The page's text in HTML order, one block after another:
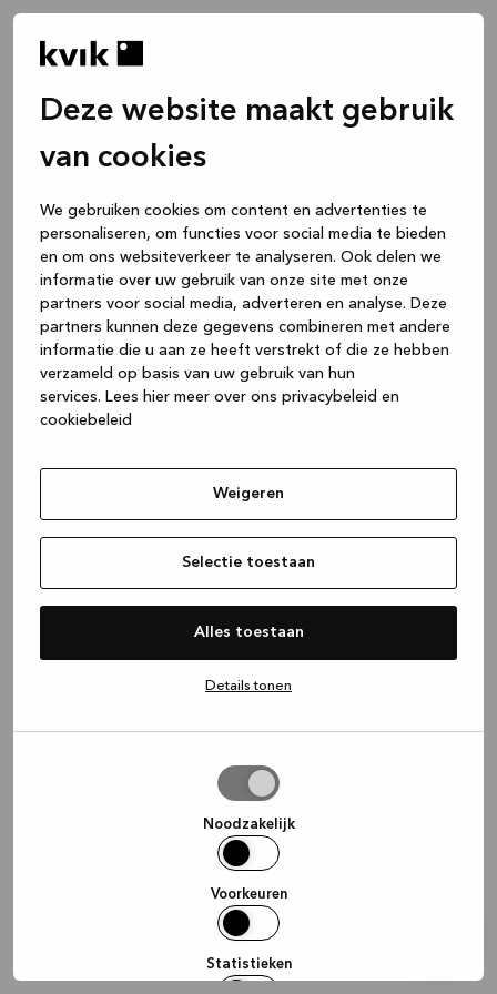
Deze website maakt gebruik
van cookies
We gebruiken cookies om content en advertenties te
personaliseren, om functies voor social media te bieden
en om ons websiteverkeer te analyseren. Ook delen we
informatie over uw gebruik van onze site met onze
partners voor social media, adverteren en analyse. Deze
partners kunnen deze gegevens combineren met andere
informatie die u aan ze heeft verstrekt of die ze hebben
verzameld op basis van uw gebruik van hun
services. Lees hier meer over ons privacybeleid en
cookiebeleid
Weigeren
Selectie toestaan
Alles toestaan
Details tonen
Noodzakelijk
Voorkeuren
Statistieken
(see the browser console for more
information).